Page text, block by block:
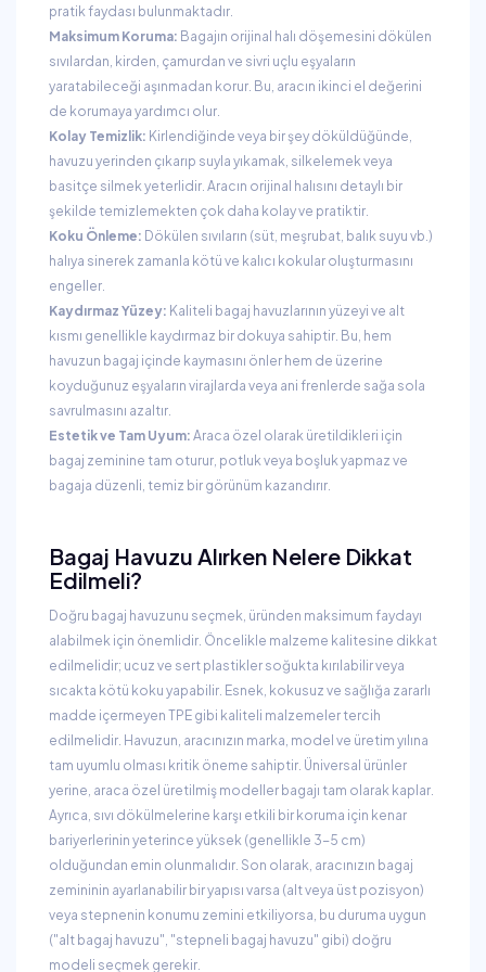
pratik faydası bulunmaktadır.
Maksimum Koruma: Bagajın orijinal halı döşemesini dökülen
sıvılardan, kirden, çamurdan ve sivri uçlu eşyaların
yaratabileceği aşınmadan korur. Bu, aracın ikinci el değerini
de korumaya yardımcı olur.
Kolay Temizlik: Kirlendiğinde veya bir şey döküldüğünde,
havuzu yerinden çıkarıp suyla yıkamak, silkelemek veya
basitçe silmek yeterlidir. Aracın orijinal halısını detaylı bir
şekilde temizlemekten çok daha kolay ve pratiktir.
Koku Önleme: Dökülen sıvıların (süt, meşrubat, balık suyu vb.)
halıya sinerek zamanla kötü ve kalıcı kokular oluşturmasını
engeller.
Kaydırmaz Yüzey: Kaliteli bagaj havuzlarının yüzeyi ve alt
kısmı genellikle kaydırmaz bir dokuya sahiptir. Bu, hem
havuzun bagaj içinde kaymasını önler hem de üzerine
koyduğunuz eşyaların virajlarda veya ani frenlerde sağa sola
savrulmasını azaltır.
Estetik ve Tam Uyum: Araca özel olarak üretildikleri için
bagaj zeminine tam oturur, potluk veya boşluk yapmaz ve
bagaja düzenli, temiz bir görünüm kazandırır.
Bagaj Havuzu Alırken Nelere Dikkat
Edilmeli?
Doğru bagaj havuzunu seçmek, üründen maksimum faydayı
alabilmek için önemlidir. Öncelikle malzeme kalitesine dikkat
edilmelidir; ucuz ve sert plastikler soğukta kırılabilir veya
sıcakta kötü koku yapabilir. Esnek, kokusuz ve sağlığa zararlı
madde içermeyen TPE gibi kaliteli malzemeler tercih
edilmelidir. Havuzun, aracınızın marka, model ve üretim yılına
tam uyumlu olması kritik öneme sahiptir. Üniversal ürünler
yerine, araca özel üretilmiş modeller bagajı tam olarak kaplar.
Ayrıca, sıvı dökülmelerine karşı etkili bir koruma için kenar
bariyerlerinin yeterince yüksek (genellikle 3-5 cm)
olduğundan emin olunmalıdır. Son olarak, aracınızın bagaj
zemininin ayarlanabilir bir yapısı varsa (alt veya üst pozisyon)
veya stepnenin konumu zemini etkiliyorsa, bu duruma uygun
("alt bagaj havuzu", "stepneli bagaj havuzu" gibi) doğru
modeli seçmek gerekir.